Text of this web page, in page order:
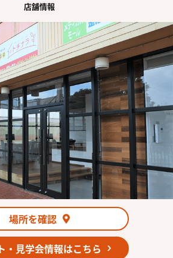
店舗情報
場所を確認
・見学会情報はこちら